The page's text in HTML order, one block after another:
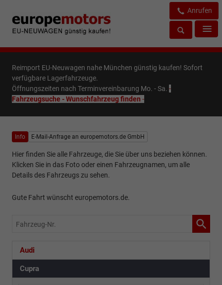
Anrufen
Reimport EU-Neuwagen nahe München günstig kaufen! Sofort
verfügbare Lagerfahrzeuge.
Öffnungszeiten nach Terminvereinbarung Mo. - Sa. -
Fahrzeugsuche - Wunschfahrzeug finden -
Info E-Mail-Anfrage an europemotors.de GmbH
Hier finden Sie alle Fahrzeuge, die Sie über uns beziehen können.
Klicken Sie in das Foto oder einen Fahrzeugnamen, um alle
Details des Fahrzeugs zu sehen.
Gute Fahrt wünscht europemotors.de.
Fahrzeug-
Audi
Cupra